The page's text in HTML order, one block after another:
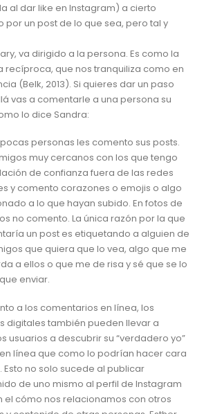
al dar like en Instagram) a cierto
por un post de lo que sea, pero tal y
va dirigido a la persona. Es como la
recíproca, que nos tranquiliza como en
(Belk, 2013). Si quieres dar un paso
vas a comentarle a una persona su
lo dice Sandra:
personas les comento sus posts.
muy cercanos con los que tengo
de confianza fuera de las redes
y comento corazones o emojis o algo
a lo que hayan subido. En fotos de
no comento. La única razón por la que
un post es etiquetando a alguien de
que quiera que lo vea, algo que me
a ellos o que me de risa y sé que se lo
enviar.
a los comentarios en línea, los
digitales también pueden llevar a
usuarios a descubrir su “verdadero yo”
línea que como lo podrían hacer cara
Esto no solo sucede al publicar
de uno mismo al perfil de Instagram
el cómo nos relacionamos con otros